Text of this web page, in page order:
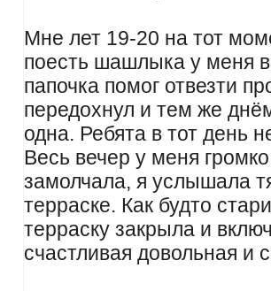
Мне лет 19-20 на тот
поесть шашлыка у меня
папочка помог отвезти
передохнул и тем же
одна. Ребята в тот день
Весь вечер у меня
замолчала, я услышала
терраске. Как будто
терраску закрыла и
счастливая довольная и